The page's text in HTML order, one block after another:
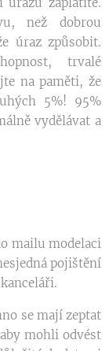
než dobrou
úraz způsobit.
trvalé
na paměti, že
5%! 95%
vydělávat a
mailu modelaci
pojištění
se mají zeptat
mohli odvést